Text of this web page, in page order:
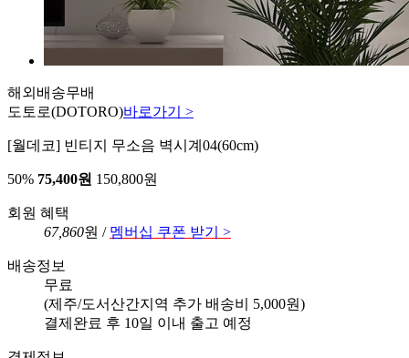
해외배송무배
도토로(DOTORO)바로가기 >
[월데코] 빈티지 무소음 벽시계04(60cm)
50% 75,400원 150,800원
회원 혜택
67,860원 / 멤버십 쿠폰 받기 >
배송정보
무료
(제주/도서산간지역 추가 배송비 5,000원)
결제완료 후 10일 이내 출고 예정